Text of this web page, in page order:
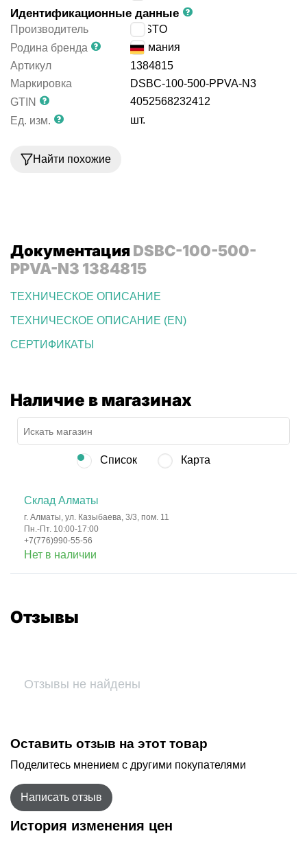
Идентификационные данные
Производитель
FESTO
Родина бренда
Германия
Артикул
1384815
Маркировка
DSBC-100-500-PPVA-N3
GTIN
4052568232412
Ед. изм.
шт.
Найти похожие
Документация DSBC-100-500-
PPVA-N3 1384815
ТЕХНИЧЕСКОЕ ОПИСАНИЕ
ТЕХНИЧЕСКОЕ ОПИСАНИЕ (EN)
СЕРТИФИКАТЫ
Наличие в магазинах
Список Карта
Склад Алматы
г. Алматы, ул. Казыбаева, 3/3, пом. 11
Пн.-Пт. 10:00-17:00
+7(776)990-55-56
Нет в наличии
Отзывы
Отзывы не найдены
Оставить отзыв на этот товар
Поделитесь мнением с другими покупателями
Написать отзыв
История изменения цен